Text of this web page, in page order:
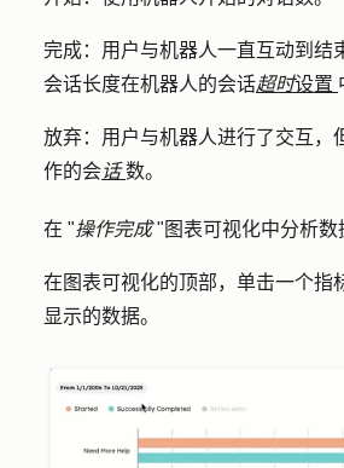
完成： 用户与机器人一直互动到结
会话长度在机器人的会话超时设置
放弃： 用户与机器人进行了交互，
作的会话 数。
在 "操作完成"图表可视化中分析数
在图表可视化的顶部，单击一个指
显示的数据。